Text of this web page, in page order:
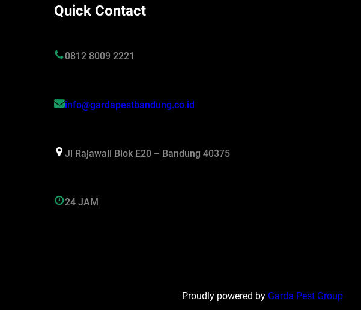
Quick Contact
0812 8009 2221
info@gardapestbandung.co.id
Jl Rajawali Blok E20 – Bandung 40375
24 JAM
Proudly powered by Garda Pest Group